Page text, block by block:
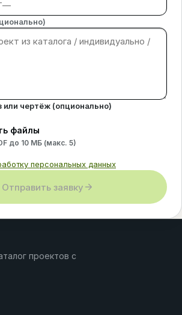
или чертёж (опционально)
файлы
до 10 МБ (макс. 5)
персональных данных
Отправить заявку
проектов с